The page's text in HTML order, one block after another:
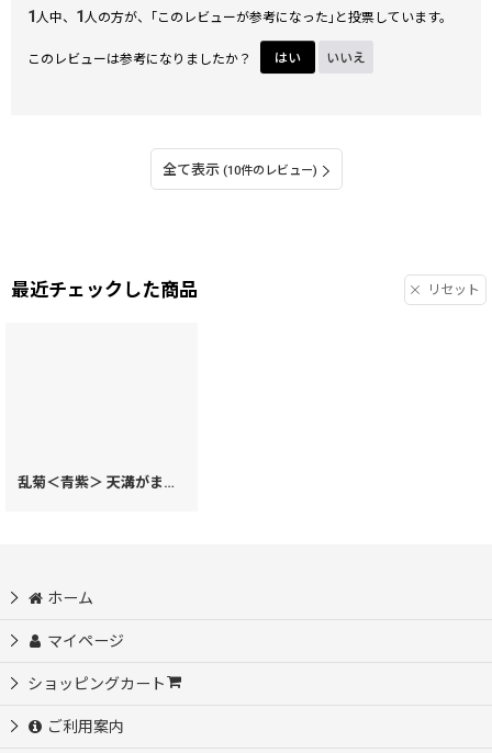
1 人中、 1 人の方が、｢このレビューが参考になった｣と投票しています。
このレビューは参考になりましたか？ はい いいえ
全て表示 (10件のレビュー)
最近チェックした商品 リセット
乱菊＜青紫＞ 天溝がま口［t］
ホーム
マイページ
ショッピングカート
ご利用案内